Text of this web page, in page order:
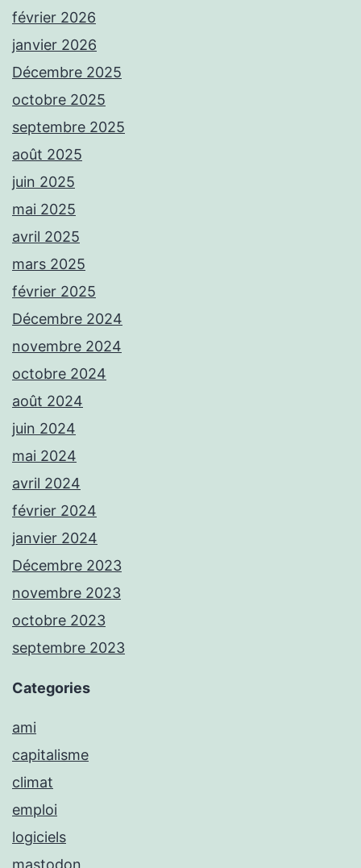
février 2026
janvier 2026
Décembre 2025
octobre 2025
septembre 2025
août 2025
juin 2025
mai 2025
avril 2025
mars 2025
février 2025
Décembre 2024
novembre 2024
octobre 2024
août 2024
juin 2024
mai 2024
avril 2024
février 2024
janvier 2024
Décembre 2023
novembre 2023
octobre 2023
septembre 2023
Categories
ami
capitalisme
climat
emploi
logiciels
mastodon